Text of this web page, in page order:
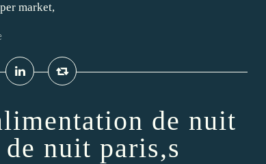
market,
de nuit
nuit paris,s